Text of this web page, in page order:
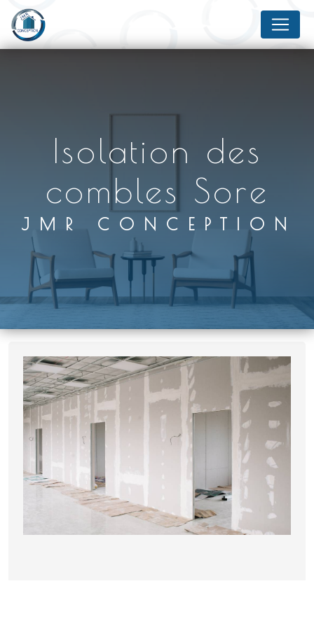
isolation des
combles Sore
JMR CONCEPTION
Panneau de gestion des cookies